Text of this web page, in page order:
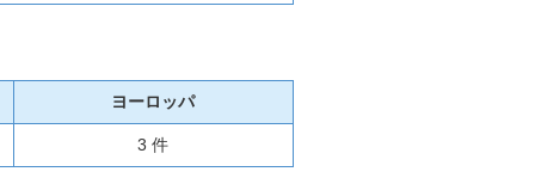
ヨーロッパ
3 件